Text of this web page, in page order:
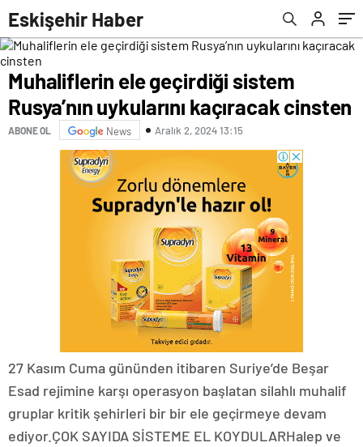
Eskişehir Haber
Muhaliflerin ele geçirdiği sistem
Rusya’nın uykularını kaçıracak cinsten
ABONE OL News Aralık 2, 2024 13:15
27 Kasım Cuma gününden itibaren Suriye’de Beşar
Esad rejimine karşı operasyon başlatan silahlı muhalif
gruplar kritik şehirleri bir bir ele geçirmeye devam
ediyor.ÇOK SAYIDA SİSTEME EL KOYDULARHalep ve